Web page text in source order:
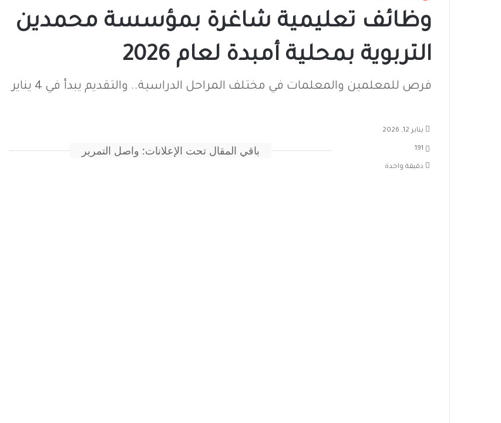
وظائف تعليمية شاغرة بمؤسسة محمدين
التربوية بمحلية أمبدة لعام 2026
فرص للمعلمين والمعلمات في مختلف المراحل الدراسية.. والتقديم يبدأ في 4 يناير
باقي المقال تحت الإعلانات: واصل التمرير
يناير 12, 2026
191
دقيقة واحدة